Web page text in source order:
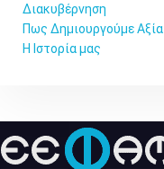
Διακυβέρνηση
Πως Δημιουργούμε Αξία
Η Ιστορία μας